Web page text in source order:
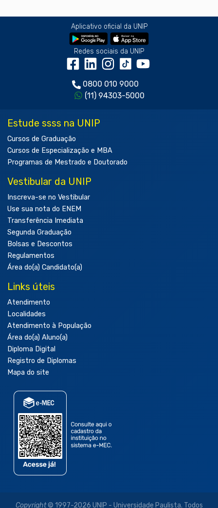
Aplicativo oficial da UNIP
Redes sociais da UNIP
0800 010 9000
(11) 94303-5000
Estude ssss na UNIP
Cursos de Graduação
Cursos de Especialização e MBA
Programas de Mestrado e Doutorado
Vestibular da UNIP
Inscreva-se no Vestibular
Use sua nota do ENEM
Transferência Imediata
Segunda Graduação
Bolsas e Descontos
Regulamentos
Área do(a) Candidato(a)
Links úteis
Atendimento
Localidades
Atendimento à População
Área do(a) Aluno(a)
Diploma Digital
Registro de Diplomas
Mapa do site
Copyright© 1997-2026 UNIP - Universidade Paulista. Todos